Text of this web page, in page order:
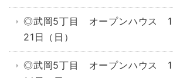
◎武岡5丁目 オープンハウス
21日（日）
◎武岡5丁目 オープンハウス